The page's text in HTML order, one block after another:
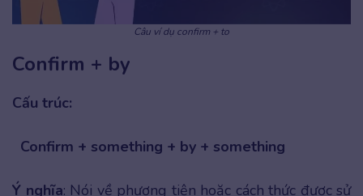
Câu ví dụ confirm + to
Confirm + by
Cấu trúc:
Confirm + something + by + something
Ý nghĩa: Nói về phương tiện hoặc cách thức được sử